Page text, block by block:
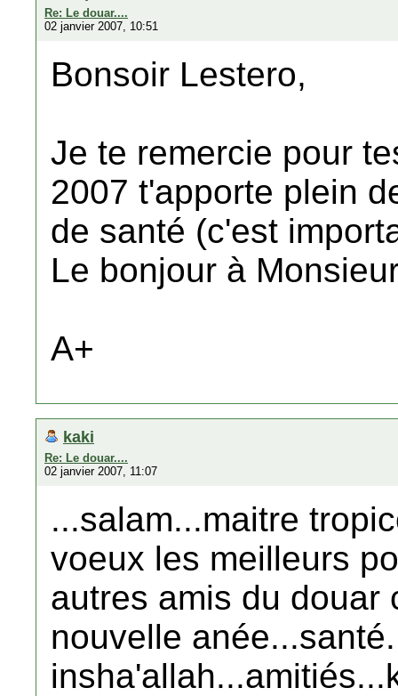
Re: Le douar....
02 janvier 2007, 10:51
Bonsoir Lestero,
Je te remercie pour
2007 t'apporte plein
de santé (c'est
Le bonjour à
A+
kaki
Re: Le douar....
02 janvier 2007, 11:07
...salam...maitre
voeux les meilleurs
autres amis du douar
nouvelle